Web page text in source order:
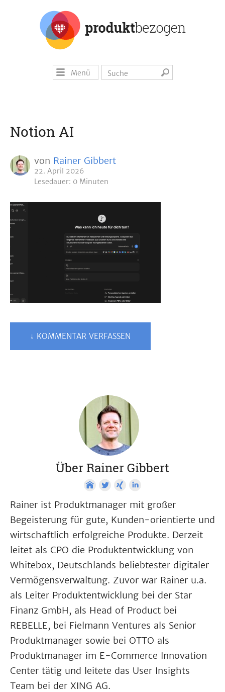
Menü
Notion AI
von Rainer Gibbert
22. April 2026
Lesedauer: 0 Minuten
↓ KOMMENTAR VERFASSEN
Über Rainer Gibbert
Rainer ist Produktmanager mit großer
Begeisterung für gute, Kunden-orientierte und
wirtschaftlich erfolgreiche Produkte. Derzeit
leitet als CPO die Produktentwicklung von
Whitebox, Deutschlands beliebtester digitaler
Vermögensverwaltung. Zuvor war Rainer u.a.
als Leiter Produktentwicklung bei der Star
Finanz GmbH, als Head of Product bei
REBELLE, bei Fielmann Ventures als Senior
Produktmanager sowie bei OTTO als
Produktmanager im E-Commerce Innovation
Center tätig und leitete das User Insights
Team bei der XING AG.